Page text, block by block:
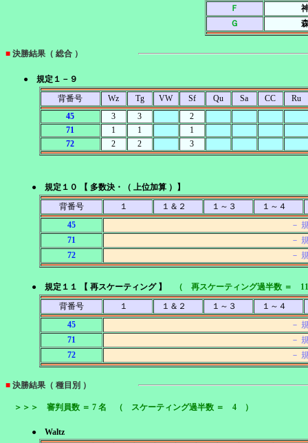
Ｆ
Ｇ
■ 決勝結果（ 総合 ）
● 規定１－９
背番号
Wz Tg VW Sf Qu Sa CC
Ru
45
3 3
2
71
1 1
1
72
2 2 3
● 規定１０ 【 多数決・（ 上位加算 ）】
背番号
１ １＆２ １～３
１～４
45
－
71
－
72
－
● 規定１１ 【 再スケーティング 】
（ 再スケーティング過半数 ＝
背番号
１ １＆２ １～３
１～４
45
－
71
－
72
－
■ 決勝結果（ 種目別 ）
＞＞＞ 審判員数 ＝ 7 名 （ スケーティング過半数 ＝ 4 ）
● Waltz